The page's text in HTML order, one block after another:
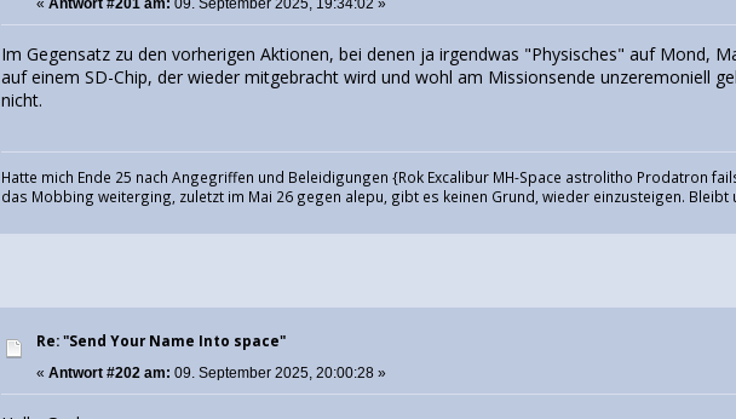
«Antwort #201 am: 09. September 2025, 19:34:02 »
Im Gegensatz zu den vorherigen Aktionen, bei denen ja irgendwas "Physisches" auf Mond,
auf einem SD-Chip, der wieder mitgebracht wird und wohl am Missionsende unzeremoniell
nicht.
Hatte mich Ende 25 nach Angegriffen und Beleidigungen {Rok Excalibur MH-Space astrolitho Prodatron
das Mobbing weiterging, zuletzt im Mai 26 gegen alepu, gibt es keinen Grund, wieder einzusteigen. Bleibt
Re: "Send Your Name Into space"
«Antwort #202 am: 09. September 2025, 20:00:28 »